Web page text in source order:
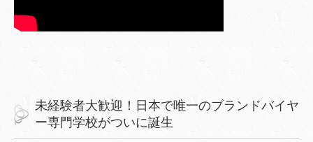
未経験者大歓迎！日本で唯一のブランドバイヤ
ー専門学校がついに誕生